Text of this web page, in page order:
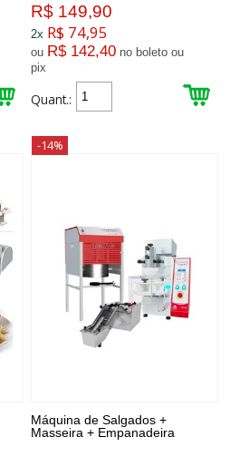
R$ 149,90
2x R$ 74,95
ou R$ 142,40 no boleto ou
pix
Quant.:
-14%
Máquina de Salgados +
Masseira + Empanadeira